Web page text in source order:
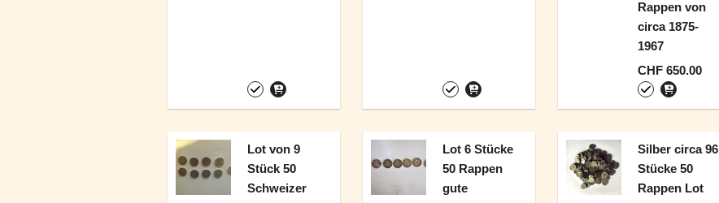
Rappen von
circa 1875-
1967
CHF 650.00
Lot von 9
Stück 50
Schweizer
Lot 6 Stücke
50 Rappen
gute
Silber circa 96
Stücke 50
Rappen Lot